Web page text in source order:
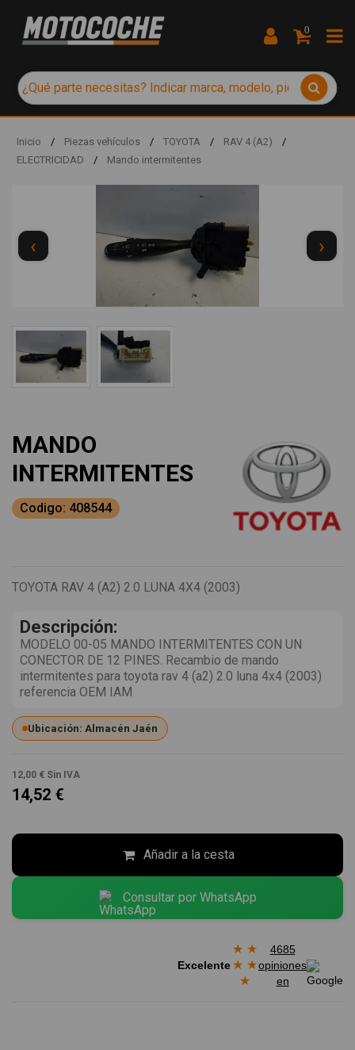
0
Inicio / Piezas vehículos / TOYOTA / RAV 4 (A2)
/
ELECTRICIDAD
/ Mando intermitentes
‹ ›
MANDO
INTERMITENTES
Codigo: 408544
TOYOTA RAV 4 (A2) 2.0 LUNA 4X4 (2003)
Descripción:
MODELO 00-05 MANDO INTERMITENTES CON UN
CONECTOR DE 12 PINES. Recambio de mando
intermitentes para toyota rav 4 (a2) 2.0 luna 4x4 (2003)
referencia OEM IAM
Ubicación: Almacén Jaén
12,00 € Sin IVA
14,52 €
Añadir a la cesta
Consultar por WhatsApp
Excelente
★ ★
★ ★
★
4685
opiniones
en